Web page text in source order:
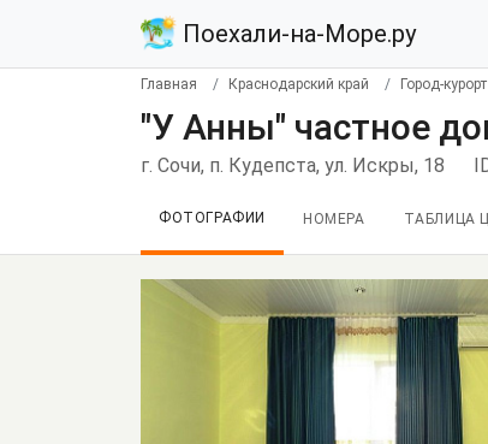
Поехали-на-Море.ру
Главная Краснодарский край Город-
"У Анны" частное
г. Сочи, п. Кудепста, ул. Искры, 18
ФОТОГРАФИИ НОМЕРА ТАБЛИЦА